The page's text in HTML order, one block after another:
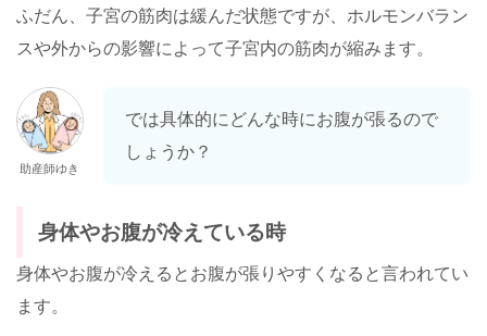
ふだん、子宮の筋肉は緩んだ状態ですが、ホルモンバラン
スや外からの影響によって子宮内の筋肉が縮みます。
助産師ゆき
では具体的にどんな時にお腹が張るので
しょうか？
身体やお腹が冷えている時
身体やお腹が冷えるとお腹が張りやすくなると言われてい
ます。